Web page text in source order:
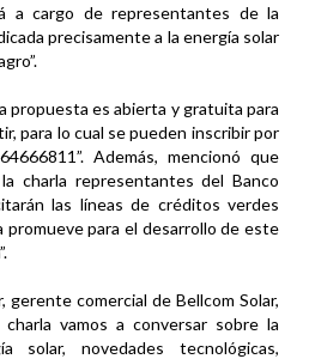
a cargo de representantes de la
precisamente a la energía solar
propuesta es abierta y gratuita para
para lo cual se pueden inscribir por
Además, mencionó que
charla representantes del Banco
las líneas de créditos verdes
promueve para el desarrollo de este
gerente comercial de Bellcom Solar,
vamos a conversar sobre la
solar, novedades tecnológicas,